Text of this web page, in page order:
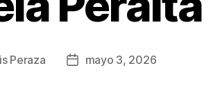
Peraza mayo 3, 2026